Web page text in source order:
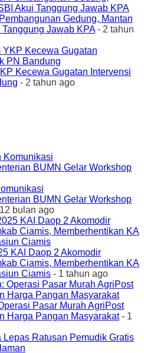
Gedung, Mantan
Jawab KPA- 2 tahun
Kecewa Gugatan Intervensi
- 2 tahun ago
BUMN Gelar Workshop
bulan ago
KAI Daop 2 Akomodir
Ciamis, Memberhentikan KA
Ciamis - 1 tahun ago
Pasar Murah AgriPost
Harga Pangan Masyarakat- 1